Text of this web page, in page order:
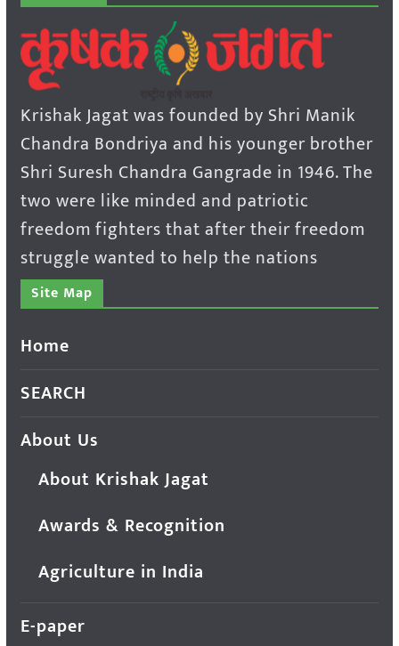
Krishak Jagat was founded by Shri Manik
Chandra Bondriya and his younger brother
Shri Suresh Chandra Gangrade in 1946. The
two were like minded and patriotic
freedom fighters that after their freedom
struggle wanted to help the nations
Site Map
Home
SEARCH
About Us
About Krishak Jagat
Awards & Recognition
Agriculture in India
E-paper